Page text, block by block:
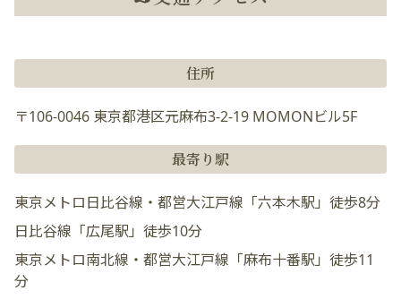
住所
〒106-0046 東京都港区元麻布3-2-19 MOMONビル5F
最寄り駅
東京メトロ日比谷線・都営大江戸線「六本木駅」徒歩8分
日比谷線「広尾駅」徒歩10分
東京メトロ南北線・都営大江戸線「麻布十番駅」徒歩11
分